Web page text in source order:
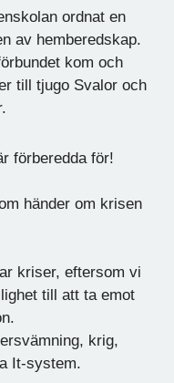
ordnat en
av hemberedskap.
kom och
till tjugo Svalor och
förberedda för!
händer om krisen
kriser, eftersom vi
till att ta emot
krig,
It-system.